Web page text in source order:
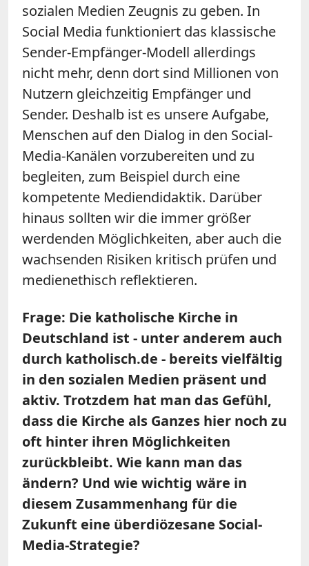
sozialen Medien Zeugnis zu geben. In
Social Media funktioniert das klassische
Sender-Empfänger-Modell allerdings
nicht mehr, denn dort sind Millionen von
Nutzern gleichzeitig Empfänger und
Sender. Deshalb ist es unsere Aufgabe,
Menschen auf den Dialog in den Social-
Media-Kanälen vorzubereiten und zu
begleiten, zum Beispiel durch eine
kompetente Mediendidaktik. Darüber
hinaus sollten wir die immer größer
werdenden Möglichkeiten, aber auch die
wachsenden Risiken kritisch prüfen und
medienethisch reflektieren.
Frage: Die katholische Kirche in
Deutschland ist - unter anderem auch
durch katholisch.de - bereits vielfältig
in den sozialen Medien präsent und
aktiv. Trotzdem hat man das Gefühl,
dass die Kirche als Ganzes hier noch zu
oft hinter ihren Möglichkeiten
zurückbleibt. Wie kann man das
ändern? Und wie wichtig wäre in
diesem Zusammenhang für die
Zukunft eine überdiözesane Social-
Media-Strategie?